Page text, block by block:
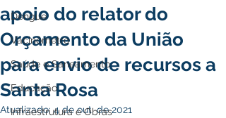
Dengue
Vacinômetro
Saúde e Saneamento
Educação
Infraestrutura e Obras
apoio do relator do
Orçamento da União
para envio de recursos a
Santa Rosa
Atualizado:4 de out. de 2021